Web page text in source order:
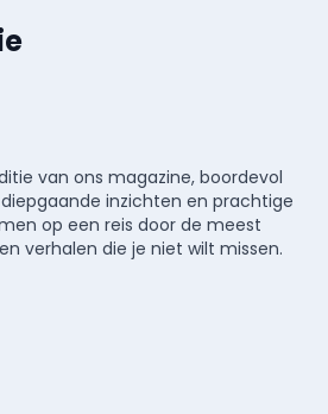
van ons magazine, boordevol
inzichten en prachtige
op een reis door de meest
verhalen die je niet wilt missen.